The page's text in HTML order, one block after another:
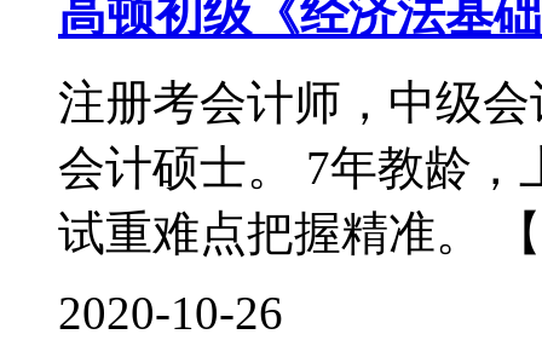
高顿初级《经济法基
注册考会计师，中级
会计硕士。 7年教龄
试重难点把握精准。
2020-10-26